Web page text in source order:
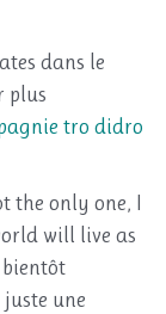
dans le
plus
tro didro
the only one, I
will live as
une